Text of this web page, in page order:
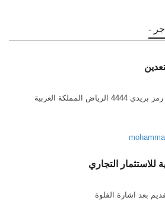
-
شارع العليا, ص.ب 222 رمز بريدي 4444 الرياض المملكة العربية
للاستثمار التجاري
بعد اشارة الفلوة